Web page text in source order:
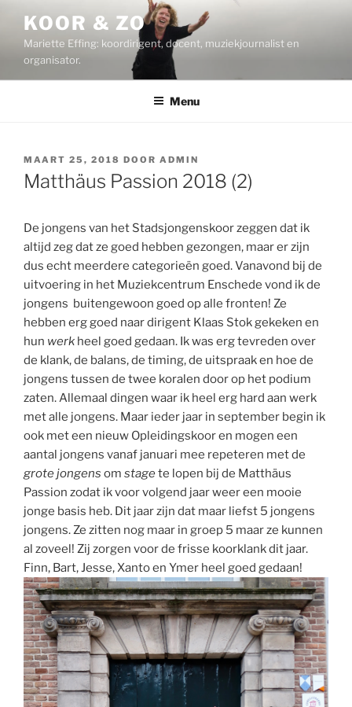
inhoud
KOOR & ZO
Mariette Effing: koordirigent, docent, muziekjournalist en
organisator.
Menu
GEPLAATST
OP
MAART 25, 2018 DOOR ADMIN
Matthäus Passion 2018 (2)
De jongens van het Stadsjongenskoor zeggen dat ik
altijd zeg dat ze goed hebben gezongen, maar er zijn
dus echt meerdere categorieën goed. Vanavond bij de
uitvoering in het Muziekcentrum Enschede vond ik de
jongens buitengewoon goed op alle fronten! Ze
hebben erg goed naar dirigent Klaas Stok gekeken en
hun werk heel goed gedaan. Ik was erg tevreden over
de klank, de balans, de timing, de uitspraak en hoe de
jongens tussen de twee koralen door op het podium
zaten. Allemaal dingen waar ik heel erg hard aan werk
met alle jongens. Maar ieder jaar in september begin ik
ook met een nieuw Opleidingskoor en mogen een
aantal jongens vanaf januari mee repeteren met de
grote jongens om stagete lopen bij de Matthäus
Passion zodat ik voor volgend jaar weer een mooie
jonge basis heb. Dit jaar zijn dat maar liefst 5 jongens
jongens. Ze zitten nog maar in groep 5 maar ze kunnen
al zoveel! Zij zorgen voor de frisse koorklank dit jaar.
Finn, Bart, Jesse, Xanto en Ymer heel goed gedaan!